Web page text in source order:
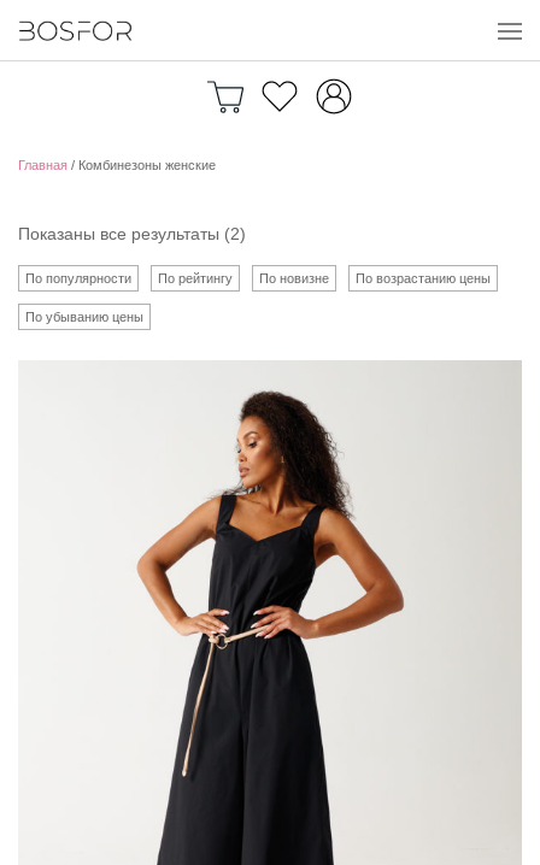
Перейти к содержимому
Главная / Комбинезоны женские
Показаны все результаты (2)
По популярности По рейтингу По новизне По возрастанию цены
По убыванию цены